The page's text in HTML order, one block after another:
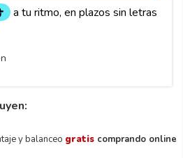
y balanceo gratis comprando online